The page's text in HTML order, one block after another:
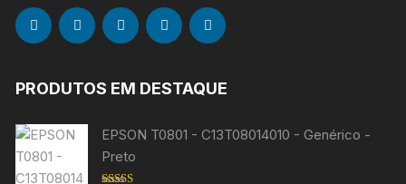
PRODUTOS EM DESTAQUE
EPSON T0801 - C13T08014010 - Genérico -
Preto